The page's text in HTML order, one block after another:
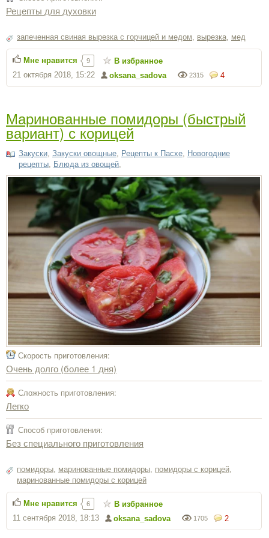
5. Перед выпеканием куличей духовку обязательно
На нашем сайте вы найдете десятки рецептов
различной выпечки и мясных блюд на Пасху с
детальным описанием процесса приготовления. Ваше
праздничное меню станет еще более изысканным и
богатым.
Рецепты для духовки
запеченная свиная вырезка с горчицей и медом, вырезка, мед
4
2315
oksana_sadova
21 октября 2018, 15:22
Мне нравится 9 В избранное
Маринованные помидоры (быстрый
вариант) с корицей
Закуски, Закуски овощные, Рецепты к Пасхе, Новогодние
рецепты, Блюда из овощей,
Скорость приготовления:
Очень долго (более 1 дня)
Сложность приготовления:
Легко
Способ приготовления:
Без специального приготовления
помидоры маринованные помидоры помидоры с корицей
маринованные помидоры с корицей
2
1705
oksana_sadova
11 сентября 2018, 18:13
Мне нравится 6 В избранное